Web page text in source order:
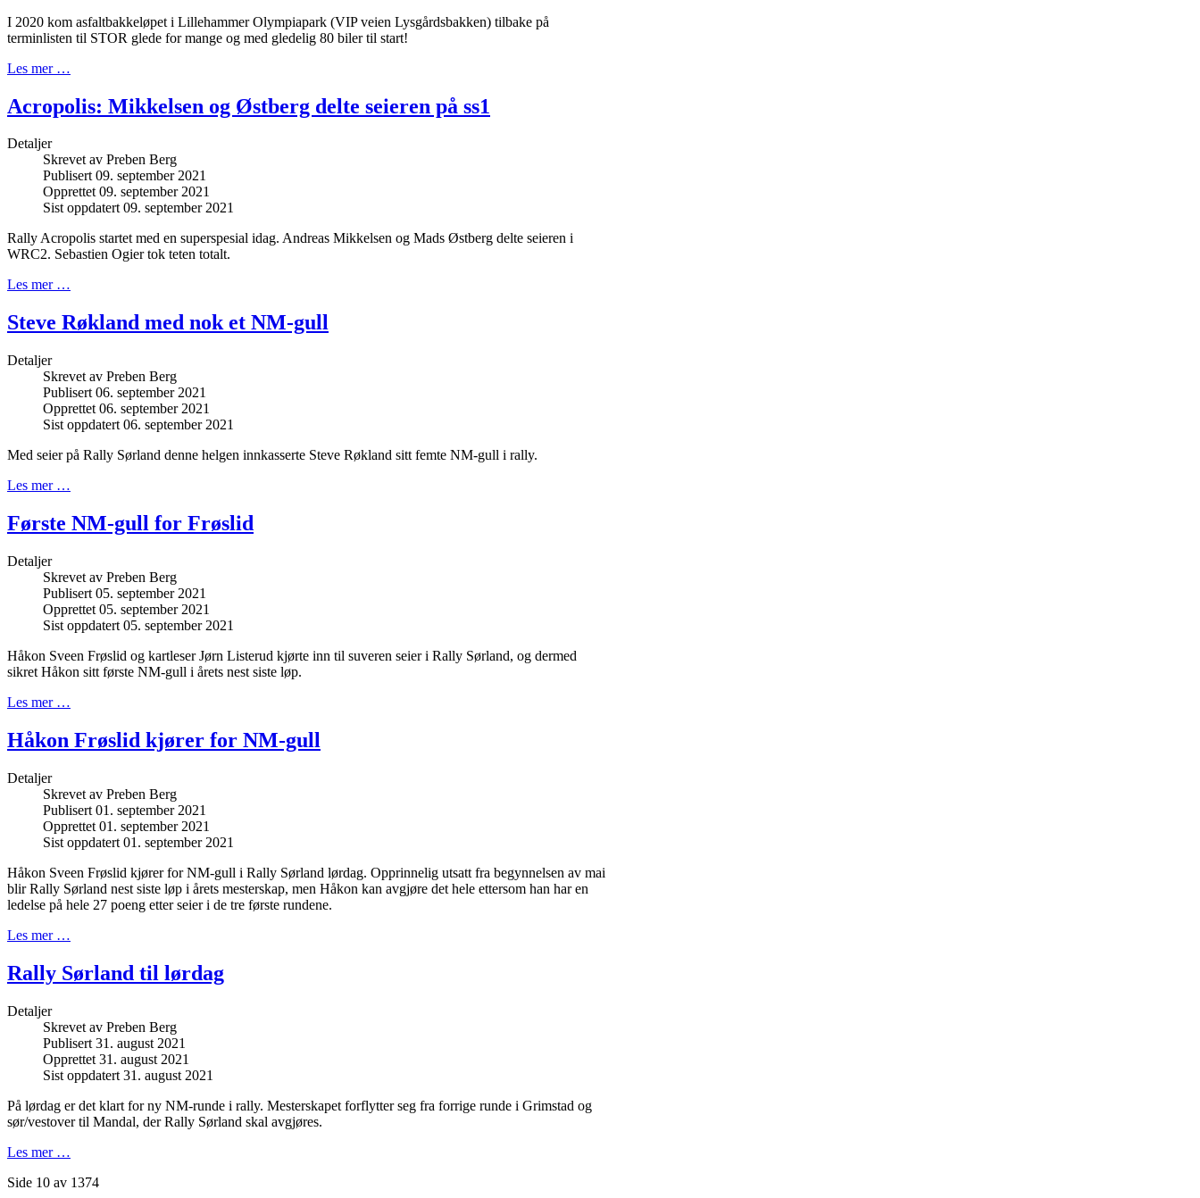
I 2020 kom asfaltbakkeløpet i Lillehammer Olympiapark (VIP veien Lysgårdsbakken) tilbake på
terminlisten til STOR glede for mange og med gledelig 80 biler til start!
Les mer …
Acropolis: Mikkelsen og Østberg delte seieren på ss1
Detaljer
Skrevet av Preben Berg
Publisert 09. september 2021
Opprettet 09. september 2021
Sist oppdatert 09. september 2021
Rally Acropolis startet med en superspesial idag. Andreas Mikkelsen og Mads Østberg delte seieren i
WRC2. Sebastien Ogier tok teten totalt.
Les mer …
Steve Røkland med nok et NM-gull
Detaljer
Skrevet av Preben Berg
Publisert 06. september 2021
Opprettet 06. september 2021
Sist oppdatert 06. september 2021
Med seier på Rally Sørland denne helgen innkasserte Steve Røkland sitt femte NM-gull i rally.
Les mer …
Første NM-gull for Frøslid
Detaljer
Skrevet av Preben Berg
Publisert 05. september 2021
Opprettet 05. september 2021
Sist oppdatert 05. september 2021
Håkon Sveen Frøslid og kartleser Jørn Listerud kjørte inn til suveren seier i Rally Sørland, og dermed
sikret Håkon sitt første NM-gull i årets nest siste løp.
Les mer …
Håkon Frøslid kjører for NM-gull
Detaljer
Skrevet av Preben Berg
Publisert 01. september 2021
Opprettet 01. september 2021
Sist oppdatert 01. september 2021
Håkon Sveen Frøslid kjører for NM-gull i Rally Sørland lørdag. Opprinnelig utsatt fra begynnelsen av mai
blir Rally Sørland nest siste løp i årets mesterskap, men Håkon kan avgjøre det hele ettersom han har en
ledelse på hele 27 poeng etter seier i de tre første rundene.
Les mer …
Rally Sørland til lørdag
Detaljer
Skrevet av Preben Berg
Publisert 31. august 2021
Opprettet 31. august 2021
Sist oppdatert 31. august 2021
På lørdag er det klart for ny NM-runde i rally. Mesterskapet forflytter seg fra forrige runde i Grimstad og
sør/vestover til Mandal, der Rally Sørland skal avgjøres.
Les mer …
Side 10 av 1374